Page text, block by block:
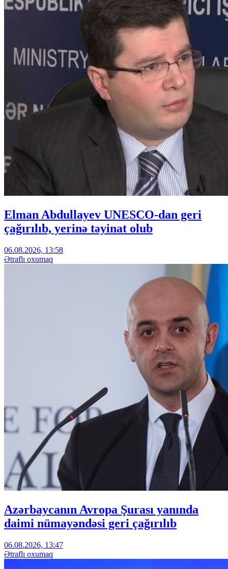
Elman Abdullayev UNESCO-dan geri
çağırılıb, yerinə təyinat olub
06.08.2026, 13:58
Ətraflı oxumaq
Azərbaycanın Avropa Şurası yanında
daimi nümayəndəsi geri çağırılıb
06.08.2026, 13:47
Ətraflı oxumaq